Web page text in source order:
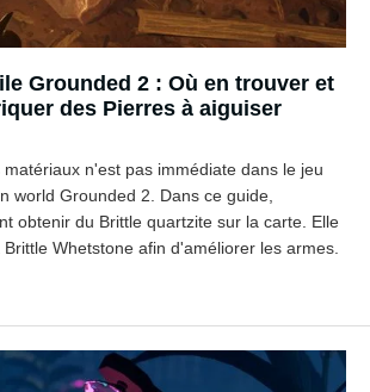
Grounded 2 : Où en trouver et
des Pierres à aiguiser
n'est pas immédiate dans le jeu
world Grounded 2. Dans ce guide,
obtenir du Brittle quartzite sur la carte. Elle
Whetstone afin d'améliorer les armes.